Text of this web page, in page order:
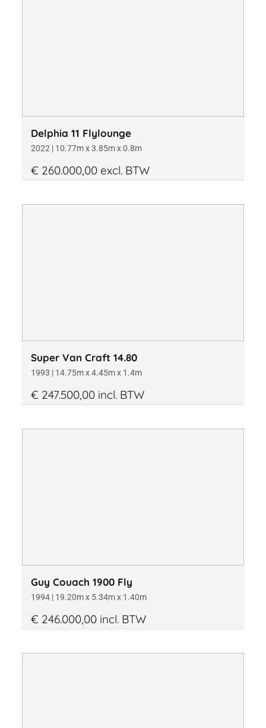
Delphia 11 Flylounge
2022 | 10.77m x 3.85m x 0.8m
€ 260.000,00 excl. BTW
Super Van Craft 14.80
1993 | 14.75m x 4.45m x 1.4m
€ 247.500,00 incl. BTW
Guy Couach 1900 Fly
1994 | 19.20m x 5.34m x 1.40m
€ 246.000,00 incl. BTW